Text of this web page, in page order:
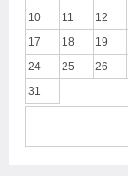
10
11 12
17
18 19
24
25 26
31